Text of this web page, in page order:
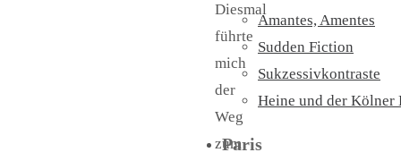
Diesmal
führte
mich
der
Weg
zum
Amantes, Amentes
Sudden Fiction
Sukzessivkontraste
Heine und der Kölner
Paris